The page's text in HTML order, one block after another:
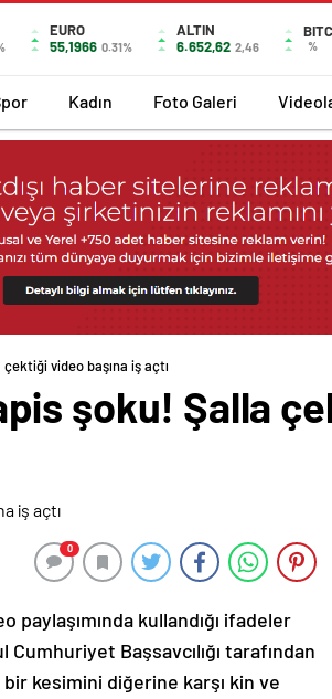
EURO
55,1966 0.31%
ALTIN
6.652,62 2,46 %
Kadın Foto Galeri
video başına iş açtı
şoku! Şalla
0
kullandığı ifadeler
Başsavcılığı tarafından
kesimini diğerine karşı kin ve